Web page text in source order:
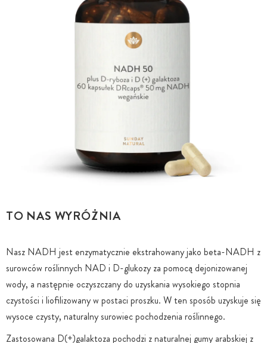
TO NAS WYRÓŻNIA
Nasz NADH jest enzymatycznie ekstrahowany jako beta-NADH z
surowców roślinnych NAD i D-glukozy za pomocą dejonizowanej
wody, a następnie oczyszczany do uzyskania wysokiego stopnia
czystości i liofilizowany w postaci proszku. W ten sposób uzyskuje się
wysoce czysty, naturalny surowiec pochodzenia roślinnego.
Zastosowana D(+)galaktoza pochodzi z naturalnej gumy arabskiej z